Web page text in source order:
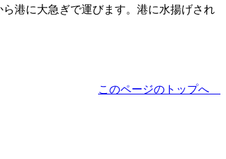
港に大急ぎで運びます。港に水揚げされ
このページのトップへ